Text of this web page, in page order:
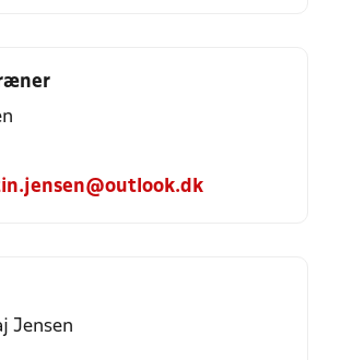
Jensen